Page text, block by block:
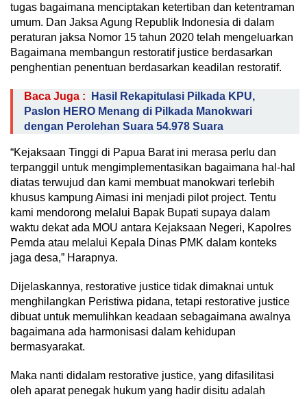
tugas bagaimana menciptakan ketertiban dan ketentraman
umum. Dan Jaksa Agung Republik Indonesia di dalam
peraturan jaksa Nomor 15 tahun 2020 telah mengeluarkan
Bagaimana membangun restoratif justice berdasarkan
penghentian penentuan berdasarkan keadilan restoratif.
Baca Juga :
Hasil Rekapitulasi Pilkada KPU,
Paslon HERO Menang di Pilkada Manokwari
dengan Perolehan Suara 54.978 Suara
“Kejaksaan Tinggi di Papua Barat ini merasa perlu dan
terpanggil untuk mengimplementasikan bagaimana hal-hal
diatas terwujud dan kami membuat manokwari terlebih
khusus kampung Aimasi ini menjadi pilot project. Tentu
kami mendorong melalui Bapak Bupati supaya dalam
waktu dekat ada MOU antara Kejaksaan Negeri, Kapolres
Pemda atau melalui Kepala Dinas PMK dalam konteks
jaga desa,” Harapnya.
Dijelaskannya, restorative justice tidak dimaknai untuk
menghilangkan Peristiwa pidana, tetapi restorative justice
dibuat untuk memulihkan keadaan sebagaimana awalnya
bagaimana ada harmonisasi dalam kehidupan
bermasyarakat.
Maka nanti didalam restorative justice, yang difasilitasi
oleh aparat penegak hukum yang hadir disitu adalah